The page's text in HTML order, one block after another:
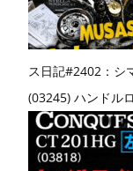
ス日記#2402：シ
(03245) ハンドル